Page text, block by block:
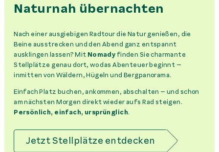
Naturnah übernachten
Nach einer ausgiebigen Radtour die Natur genießen, die
Beine ausstrecken und den Abend ganz entspannt
ausklingen lassen? Mit Nomady finden Sie charmante
Stellplätze genau dort, wo das Abenteuer beginnt –
inmitten von Wäldern, Hügeln und Bergpanorama.
Einfach Platz buchen, ankommen, abschalten – und schon
am nächsten Morgen direkt wieder aufs Rad steigen.
Persönlich, einfach, ursprünglich.
Jetzt Stellplätze entdecken